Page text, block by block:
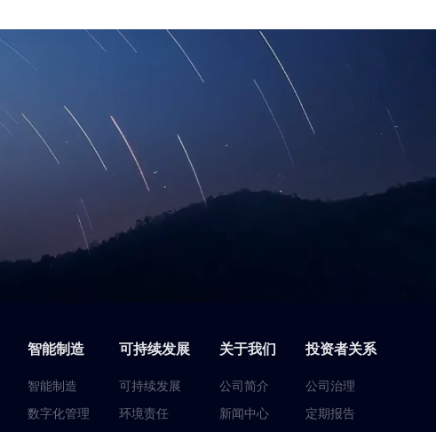
智能制造
智能制造
数字化管理
可持续发展
可持续发展
环境责任
关于我们
公司简介
新闻中心
投资者关系
公司治理
定期报告